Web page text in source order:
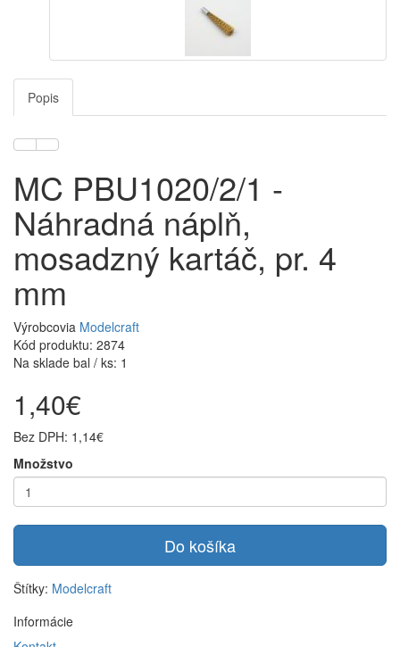
Popis
MC PBU1020/2/1 -
Náhradná náplň,
mosadzný kartáč, pr. 4
mm
Výrobcovia Modelcraft
Kód produktu: 2874
Na sklade bal / ks: 1
1,40€
Bez DPH: 1,14€
Množstvo
Do košíka
Štítky: Modelcraft
Informácie